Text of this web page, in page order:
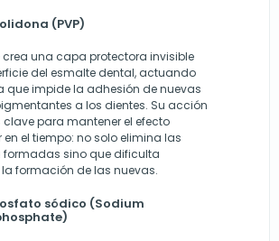
(PVP)
crea una capa protectora invisible
del esmalte dental, actuando
que impide la adhesión de nuevas
a los dientes. Su acción
clave para mantener el efecto
el tiempo: no solo elimina las
sino que dificulta
formación de las nuevas.
sódico (Sodium